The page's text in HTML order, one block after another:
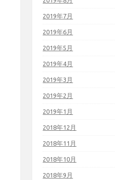
2019年7月
2019年6月
2019年5月
2019年4月
2019年3月
2019年2月
2019年1月
2018年12月
2018年11月
2018年10月
2018年9月